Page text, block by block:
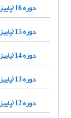
دوره 16 (پاییز 1393-1392)
دوره 15 (پاییز 1392-1391)
دوره 14 (پاییز 1391-1390)
دوره 13 (پاییز 1390-1389)
دوره 12 (پاییز 1389-1388)